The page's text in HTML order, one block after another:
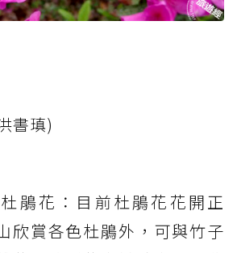
書瑱)
鵑花：目前杜鵑花花開正
欣賞各色杜鵑外，可與竹子